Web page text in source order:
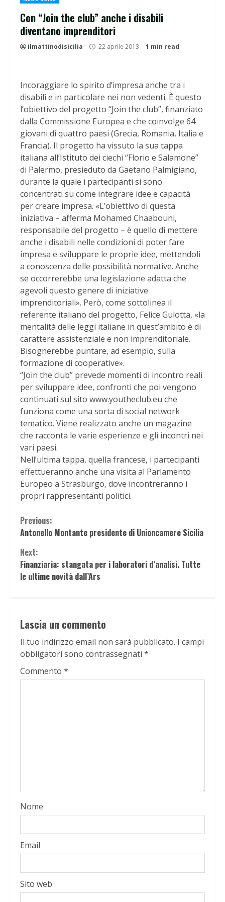
Con “Join the club” anche i disabili
diventano imprenditori
ilmattinodisicilia 22 aprile 2013 1 min read
Incoraggiare lo spirito d’impresa anche tra i
disabili e in particolare nei non vedenti. È questo
l’obiettivo del progetto “Join the club”, finanziato
dalla Commissione Europea e che coinvolge 64
giovani di quattro paesi (Grecia, Romania, Italia e
Francia). Il progetto ha vissuto la sua tappa
italiana all’Istituto dei ciechi “Florio e Salamone”
di Palermo, presieduto da Gaetano Palmigiano,
durante la quale i partecipanti si sono
concentrati su come integrare idee e capacità
per creare impresa. «L’obiettivo di questa
iniziativa – afferma Mohamed Chaabouni,
responsabile del progetto – è quello di mettere
anche i disabili nelle condizioni di poter fare
impresa e sviluppare le proprie idee, mettendoli
a conoscenza delle possibilità normative. Anche
se occorrerebbe una legislazione adatta che
agevoli questo genere di iniziative
imprenditoriali». Però, come sottolinea il
referente italiano del progetto, Felice Gulotta, «la
mentalità delle leggi italiane in quest’ambito è di
carattere assistenziale e non imprenditoriale.
Bisognerebbe puntare, ad esempio, sulla
formazione di cooperative».
“Join the club” prevede momenti di incontro reali
per sviluppare idee, confronti che poi vengono
continuati sul sito www.youtheclub.eu che
funziona come una sorta di social network
tematico. Viene realizzato anche un magazine
che racconta le varie esperienze e gli incontri nei
vari paesi.
Nell’ultima tappa, quella francese, i partecipanti
effettueranno anche una visita al Parlamento
Europeo a Strasburgo, dove incontreranno i
propri rappresentanti politici.
Continue
Reading
Previous:
Antonello Montante presidente di Unioncamere Sicilia
Next:
Finanziaria: stangata per i laboratori d’analisi. Tutte
le ultime novità dall’Ars
Lascia un commento
Il tuo indirizzo email non sarà pubblicato. I campi
obbligatori sono contrassegnati *
Commento *
Nome
Email
Sito web